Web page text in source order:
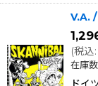
V.A.
(税込:
在庫